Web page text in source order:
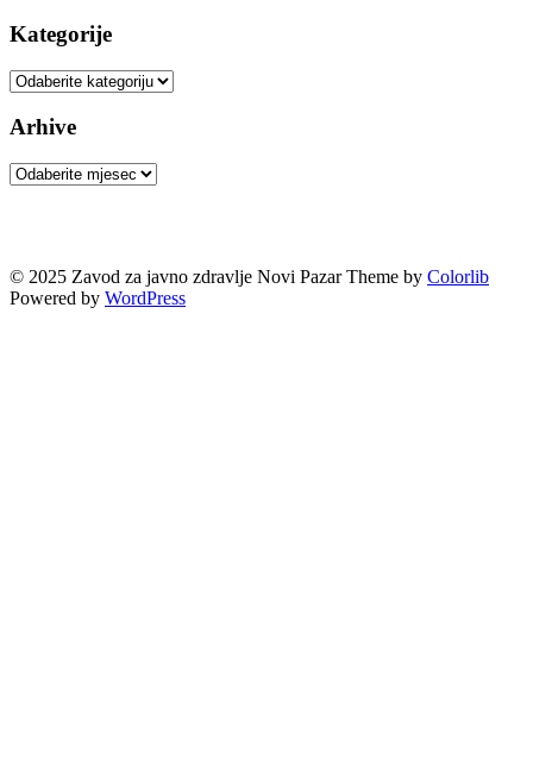
Kategorije
Kategorije
Arhive
Arhive
© 2025 Zavod za javno zdravlje Novi Pazar Theme by Colorlib
Powered by WordPress